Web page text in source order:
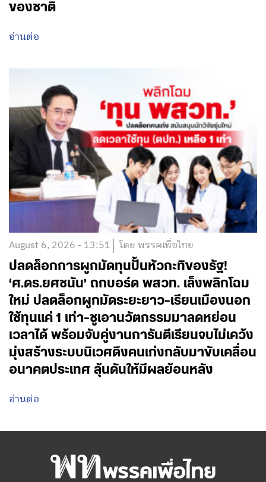
ของชาติ
อ่านต่อ
August 6, 2026 - 13:51 โดย พรรคเพื่อไทย
ปลดล็อกการผูกมัดทุนปั้นหัวกะทิของรัฐ!
‘ศ.ดร.ยศชนัน’ ถกบอร์ด พสวท. เล็งพลิกโฉม
ใหม่ ปลดล็อกผูกมัดระยะยาว-เรียนเมืองนอก
ใช้ทุนแค่ 1 เท่า-ชูเอานวัตกรรมมาลดหย่อน
เวลาได้ พร้อมจับคู่งานการันตีเรียนจบไม่เคว้ง
มุ่งสร้างระบบนิเวศดึงคนเก่งกลับมาขับเคลื่อน
อนาคตประเทศ ลุ้นดันให้มีผลย้อนหลัง
อ่านต่อ